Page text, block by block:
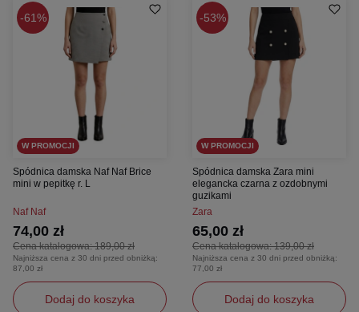
61%
W PROMOCJI
Spódnica damska Naf Naf Brice
mini w pepitkę r. L
Naf Naf
Cena katalogowa:189,00 zł
74,00 zł
Najniższa cena z 30 dni przed obniżką:
87,00 zł
Dodaj do koszyka
53%
W PROMOCJI
Spódnica damska Zara mini
elegancka czarna z ozdobnymi
guzikami
Zara
Cena katalogowa:139,00 zł
65,00 zł
Najniższa cena z 30 dni przed obniżką:
77,00 zł
Dodaj do koszyka